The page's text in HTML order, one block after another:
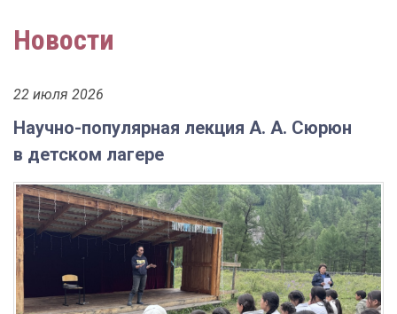
Новости
22 июля 2026
Научно-популярная лекция А. А. Сюрюн
в детском лагере